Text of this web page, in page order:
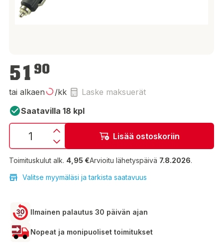
51,90 €
51 90
tai alkaen /kk
Laske maksuerät
Saatavilla 18 kpl
Lisää ostoskoriin
Toimituskulut alk. 4,95 €Arvioitu lähetyspäivä 7.8.2026.
Valitse myymäläsi ja tarkista saatavuus
Ilmainen palautus 30 päivän ajan
Nopeat ja monipuoliset toimitukset